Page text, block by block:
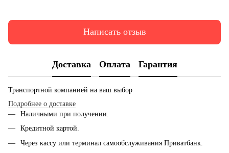
Написать отзыв
Доставка Оплата Гарантия
Транспортной компанией на ваш выбор
Подробнее о доставке
Наличными при получении.
Кредитной картой.
Через кассу или терминал самообслуживания Приватбанк.